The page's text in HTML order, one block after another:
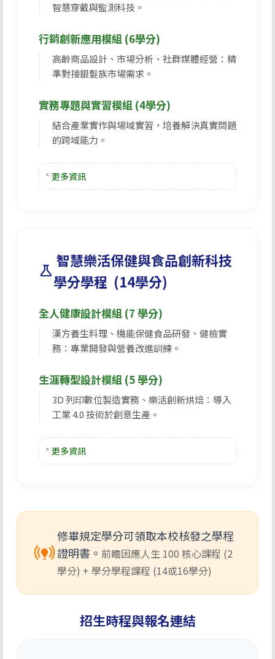
智慧穿戴與監測科技。
行銷創新應用模組 (6學分)
高齡商品設計、市場分析、社群媒體經營：精
準對接銀髮族市場需求。
實務專題與實習模組 (4學分)
結合產業實作與場域實習，培養解決真實問題
的跨域能力。
* 更多資訊
science
智慧樂活保健與食品創新科技
學分學程 (14學分)
全人健康設計模組 (7 學分)
漢方養生料理、機能保健食品研發、健檢實
務：專業開發與營養改進訓練。
生涯轉型設計模組 (5 學分)
3D 列印數位製造實務、樂活創新烘焙：導入
工業 4.0 技術於創意生產。
* 更多資訊
online_prediction
修畢規定學分可領取本校核發之學程
證明書。 前瞻因應人生 100 核心課程 (2
學分) + 學分學程課程 (14或16學分)
招生時程與報名連結